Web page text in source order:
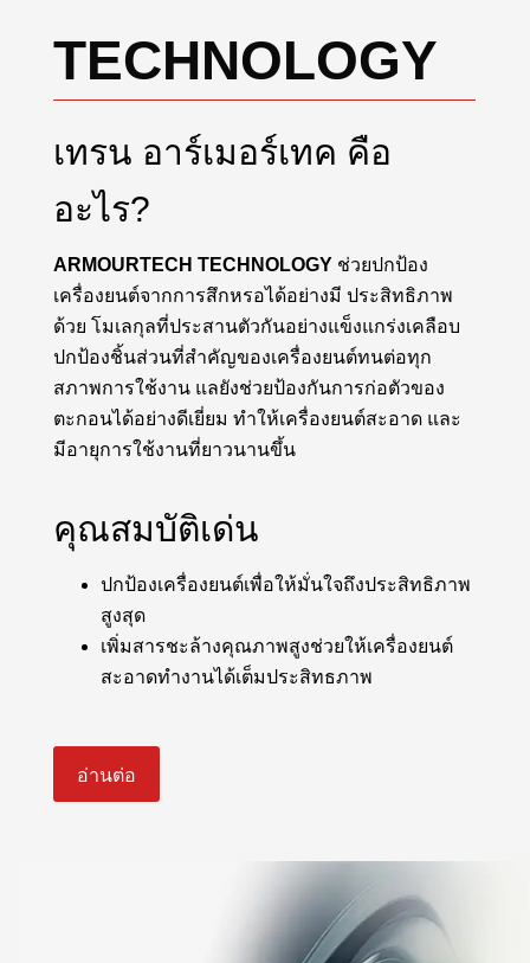
TECHNOLOGY
เทรน อาร์เมอร์เทค คือ
อะไร?
ARMOURTECH TECHNOLOGY ช่วยปกป้อง
เครื่องยนต์จากการสึกหรอได้อย่างมี ประสิทธิภาพ
ด้วย โมเลกุลที่ประสานตัวกันอย่างแข็งแกร่งเคลือบ
ปกป้องชิ้นส่วนที่สำคัญของเครื่องยนต์ทนต่อทุก
สภาพการใช้งาน แลยังช่วยป้องกันการก่อตัวของ
ตะกอนได้อย่างดีเยี่ยม ทำให้เครื่องยนต์สะอาด และ
มีอายุการใช้งานที่ยาวนานขึ้น
คุณสมบัติเด่น
ปกป้องเครื่องยนต์เพื่อให้มั่นใจถึงประสิทธิภาพ
สูงสุด
เพิ่มสารชะล้างคุณภาพสูงช่วยให้เครื่องยนต์
สะอาดทำงานได้เต็มประสิทธภาพ
อ่านต่อ